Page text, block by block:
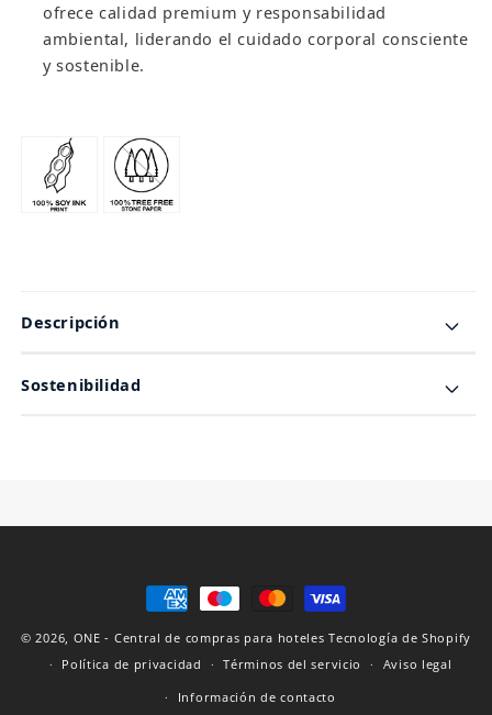
ofrece calidad premium y responsabilidad
ambiental, liderando el cuidado corporal consciente
y sostenible.
Descripción
Sostenibilidad
Formas
de
pago
© 2026, ONE - Central de compras para hoteles Tecnología de Shopify
Política de privacidad
Términos del servicio
Aviso legal
Información de contacto